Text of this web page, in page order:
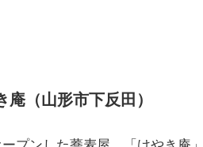
（山形市下反田）